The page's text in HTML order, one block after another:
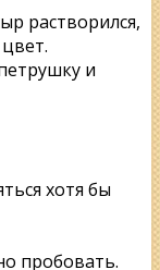
растворился,
и
хотя бы
пробовать.